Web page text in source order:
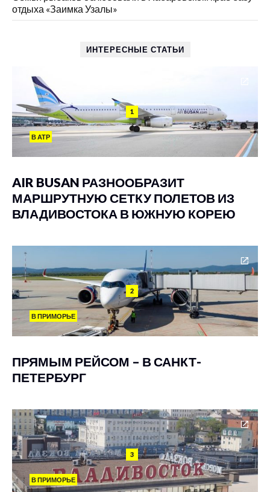
отдыха «Заимка Узалы»
ИНТЕРЕСНЫЕ СТАТЬИ
1
В АТР
AIR BUSAN РАЗНООБРАЗИТ
МАРШРУТНУЮ СЕТКУ ПОЛЕТОВ ИЗ
ВЛАДИВОСТОКА В ЮЖНУЮ КОРЕЮ
2
В ПРИМОРЬЕ
ПРЯМЫМ РЕЙСОМ – В САНКТ-
ПЕТЕРБУРГ
3
В ПРИМОРЬЕ